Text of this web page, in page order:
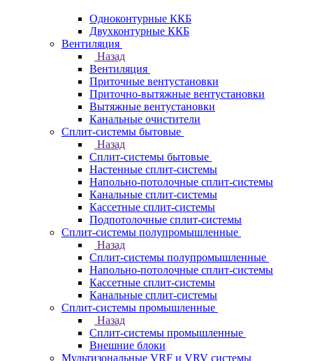
Одноконтурные ККБ
Двухконтурные ККБ
Вентиляция
Назад
Вентиляция
Приточные вентустановки
Приточно-вытяжные вентустановки
Вытяжные вентустановки
Канальные очистители
Сплит-системы бытовые
Назад
Сплит-системы бытовые
Настенные сплит-системы
Напольно-потолочные сплит-системы
Канальные сплит-системы
Кассетные сплит-системы
Подпотолочные сплит-системы
Сплит-системы полупромышленные
Назад
Сплит-системы полупромышленные
Напольно-потолочные сплит-системы
Кассетные сплит-системы
Канальные сплит-системы
Сплит-системы промышленные
Назад
Сплит-системы промышленные
Внешние блоки
Мультизональные VRF и VRV системы